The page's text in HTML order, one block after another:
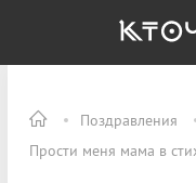
Поздравления
Прости меня мама в